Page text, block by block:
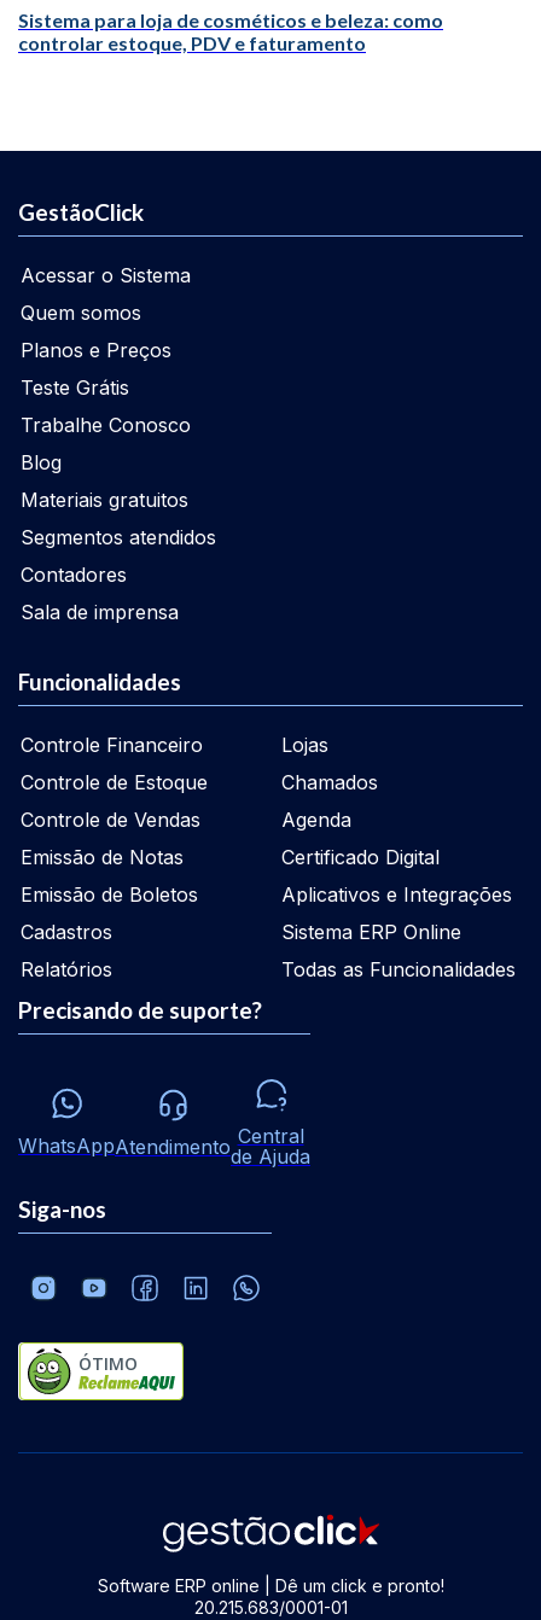
Sistema para loja de cosméticos e beleza: como
controlar estoque, PDV e faturamento
GestãoClick
Acessar o Sistema
Quem somos
Planos e Preços
Teste Grátis
Trabalhe Conosco
Blog
Materiais gratuitos
Segmentos atendidos
Contadores
Sala de imprensa
Funcionalidades
Controle Financeiro
Controle de Estoque
Controle de Vendas
Emissão de Notas
Emissão de Boletos
Cadastros
Relatórios
Lojas
Chamados
Agenda
Certificado Digital
Aplicativos e Integrações
Sistema ERP Online
Todas as Funcionalidades
Precisando de suporte?
WhatsAppAtendimento Central
de Ajuda
Siga-nos
ÓTIMO
Software ERP online | Dê um click e pronto!
20.215.683/0001-01